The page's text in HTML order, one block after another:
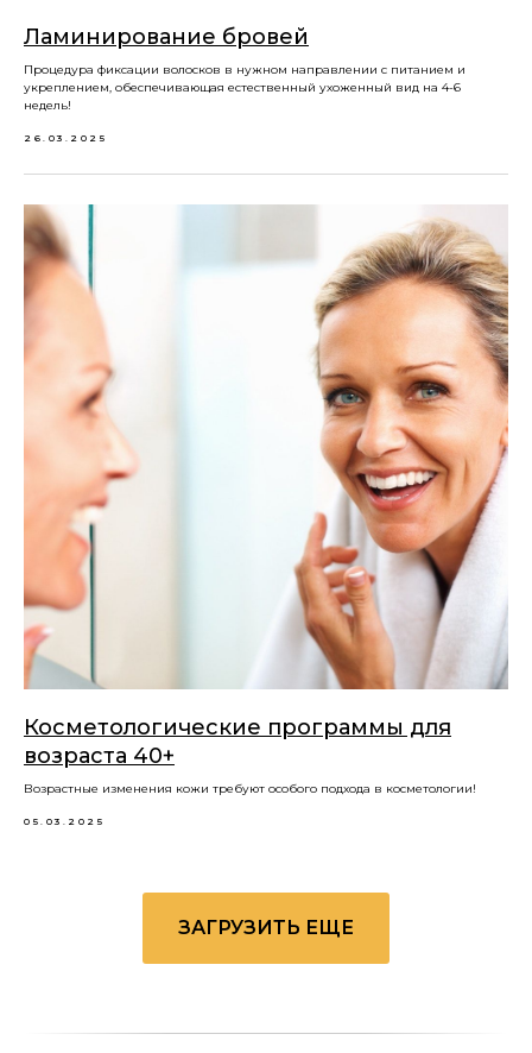
Ламинирование бровей
Процедура фиксации волосков в нужном направлении с питанием и
укреплением, обеспечивающая естественный ухоженный вид на 4-6
недель!
26.03.2025
Косметологические программы для
возраста 40+
Возрастные изменения кожи требуют особого подхода в косметологии!
05.03.2025
ЗАГРУЗИТЬ ЕЩЕ